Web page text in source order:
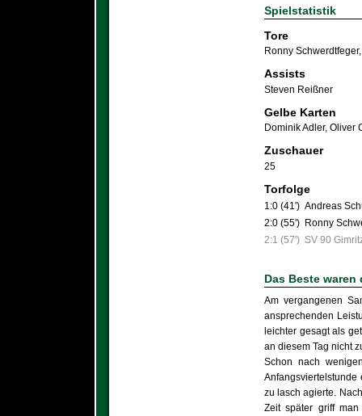
Spielstatistik
Tore
Ronny Schwerdtfeger,
Assists
Steven Reißner
Gelbe Karten
Dominik Adler, Oliver
Zuschauer
25
Torfolge
1:0 (41') Andreas
2:0 (55') Ronny
2:1 (57') SV 90
Das Beste waren
Am vergangenen
ansprechenden
leichter gesagt als
an diesem Tag nicht
Schon nach
Anfangsviertelstunde
zu lasch agierte.
Zeit später griff